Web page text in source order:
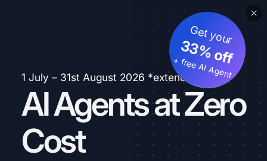
1 July – 31st August 2026 *extended
AI Agents at Zero
Cost
Get your
33% off
+ free AI Agent